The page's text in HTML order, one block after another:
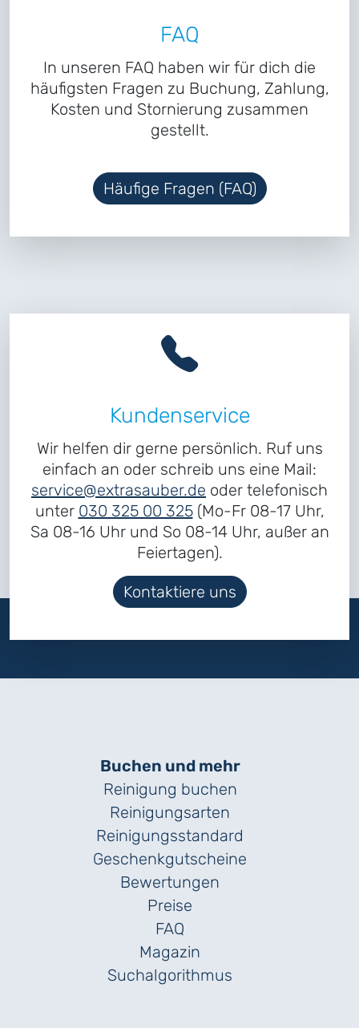
FAQ
In unseren FAQ haben wir für dich die
häufigsten Fragen zu Buchung, Zahlung,
Kosten und Stornierung zusammen
gestellt.
Häufige Fragen (FAQ)
Kundenservice
Wir helfen dir gerne persönlich. Ruf uns
einfach an oder schreib uns eine Mail:
service@extrasauber.de oder telefonisch
unter 030 325 00 325(Mo-Fr 08-17 Uhr,
Sa 08-16 Uhr und So 08-14 Uhr, außer an
Feiertagen).
Kontaktiere uns
Buchen und mehr
Reinigung buchen
Reinigungsarten
Reinigungs­standard
Geschenk­gutscheine
Bewertungen
Preise
FAQ
Magazin
Suchalgorithmus